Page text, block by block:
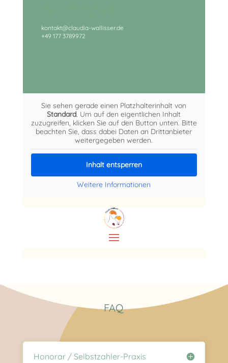
kontakt@claudia-wallisser.de
+49 177 3789972
Sie sehen gerade einen Platzhalterinhalt von
Standard. Um auf den eigentlichen Inhalt
zuzugreifen, klicken Sie auf den Button unten. Bitte
beachten Sie, dass dabei Daten an Drittanbieter
weitergegeben werden.
Inhalt entsperren
Weitere Informationen
FAQ
Honorar / Selbstzahler-Praxis